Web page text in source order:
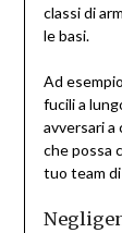
classi di
le basi.
Ad
fucili a
avversari a
che possa
tuo team